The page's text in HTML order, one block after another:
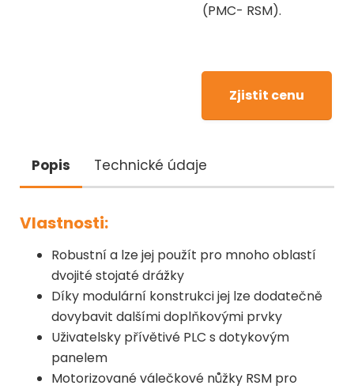
(PMC- RSM).
Zjistit cenu
Popis Technické údaje
Vlastnosti:
Robustní a lze jej použít pro mnoho oblastí
dvojité stojaté drážky
Díky modulární konstrukci jej lze dodatečně
dovybavit dalšími doplňkovými prvky
Uživatelsky přívětivé PLC s dotykovým
panelem
Motorizované válečkové nůžky RSM pro